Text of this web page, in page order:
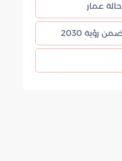
عمار
رؤية 2030